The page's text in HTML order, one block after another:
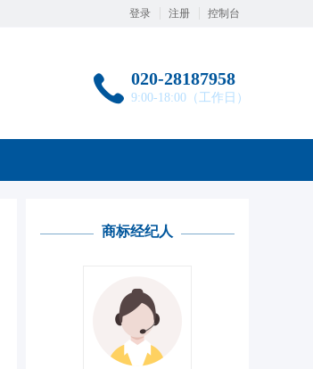
登录 注册 控制台
020-28187958
9:00-18:00（工作日）
商标经纪人